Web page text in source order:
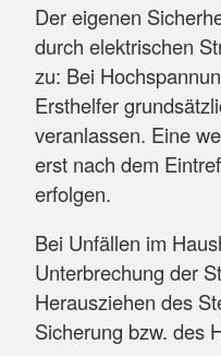
Der eigenen
durch elektrischen
zu: Bei
Ersthelfer
veranlassen. Eine
erst nach dem
erfolgen.
Bei Unfällen im
Unterbrechung der
Herausziehen des
Sicherung bzw. des